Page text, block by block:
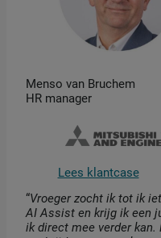
Menso van Bruchem
HR manager
Lees klantcase
“Vroeger zocht ik tot ik
AI Assist en krijg ik een
ik direct mee verder